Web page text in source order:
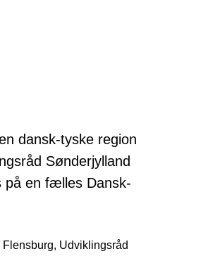
dansk-tyske region
Sønderjylland
på en fælles Dansk-
Udviklingsråd